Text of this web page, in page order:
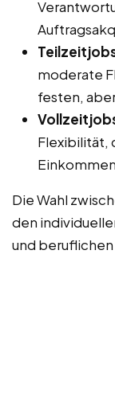
moderate
festen,
Flexibilität,
Die Wahl
den
und